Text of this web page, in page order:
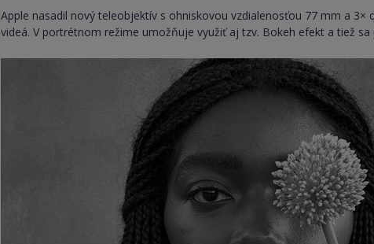
Apple nasadil nový teleobjektív s ohniskovou vzdialenosťou 77 mm a
videá. V portrétnom režime umožňuje využiť aj tzv. Bokeh efekt a tiež